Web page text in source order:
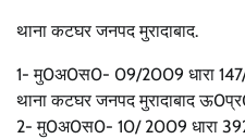
थाना कटघर जनपद मुरादाबाद.
1- मु0अ0स0- 09/2009 धारा 147/
थाना कटघर जनपद मुरादाबाद
2- मु0अ0स0- 10/ 2009 धारा